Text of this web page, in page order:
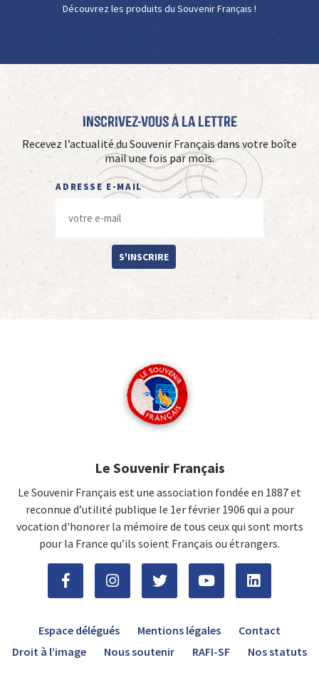
Découvrez les produits du Souvenir Français !
Inscrivez-vous à La Lettre
Recevez l’actualité du Souvenir Français dans votre boîte
mail une fois par mois.
ADRESSE E-MAIL
S'INSCRIRE
Le Souvenir Français
Le Souvenir Français est une association fondée en 1887 et
reconnue d’utilité publique le 1er février 1906 qui a pour
vocation d'honorer la mémoire de tous ceux qui sont morts
pour la France qu’ils soient Français ou étrangers.
Espace délégués Mentions légales
Contact
Droit à l’image
Nous soutenir RAFI-SF Nos statuts